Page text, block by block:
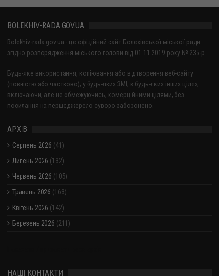
BOLEKHIV-RADA.GOV.UA
Bolekhiv-rada.gov.ua - це офіційний сайт Болехівської міської ради
згідно розпорядження міського голови від 01.11.2019 року № 235-р
Будь-яке використання, копіювання або відтворення веб-сайту
(повністю або частково), у будь-яких ЗМІ, в будь-яких інших цілях,
включаючи, але не обмежуючись, комерційними цілями, без
посилання на першоджерело суворо заборонено.
АРХІВ
Серпень 2026 (41)
Липень 2026 (132)
Червень 2026 (105)
Травень 2026 (163)
Квітень 2026 (142)
Березень 2026 (211)
НАШІ КОНТАКТИ